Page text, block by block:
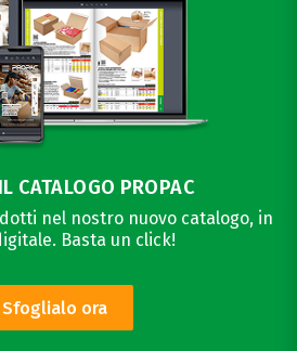
CATALOGO PROPAC
nel nostro nuovo catalogo, in
Basta un click!
Sfoglialo ora